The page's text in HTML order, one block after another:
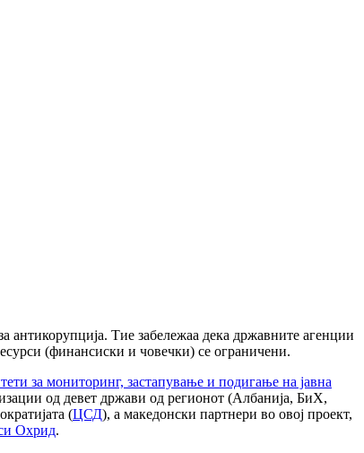
антикорупција. Тие забележаа дека државните агенции
(финансиски и човечки) се ограничени.
за мониторинг, застапување и подигање на јавна
од девет држави од регионот (Албанија, БиХ,
(ЦСД), а македонски партнери во овој проект,
Охрид.